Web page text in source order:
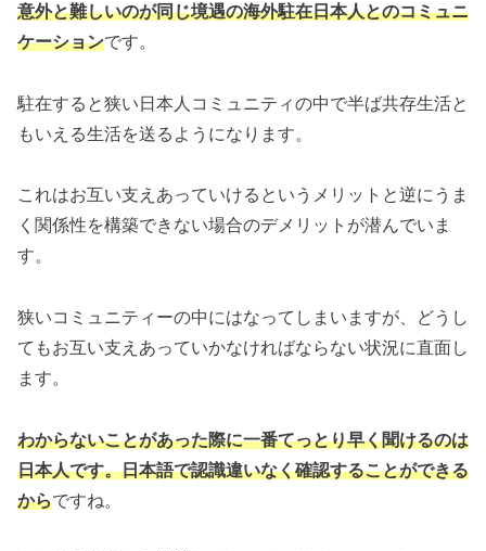
意外と難しいのが同じ境遇の海外駐在日本人とのコミュニ
ケーションです。
駐在すると狭い日本人コミュニティの中で半ば共存生活と
もいえる生活を送るようになります。
これはお互い支えあっていけるというメリットと逆にうま
く関係性を構築できない場合のデメリットが潜んでいま
す。
狭いコミュニティーの中にはなってしまいますが、どうし
てもお互い支えあっていかなければならない状況に直面し
ます。
わからないことがあった際に一番てっとり早く聞けるのは
日本人です。日本語で認識違いなく確認することができる
からですね。